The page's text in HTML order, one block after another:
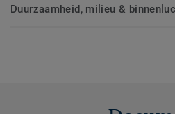
Duurzaamheid, milieu &